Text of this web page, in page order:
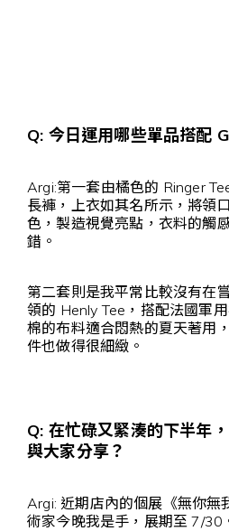
Q: 今日運用哪些單品搭配
Argi:第一套由橘色的 Ringer
長褲，上衣如其名所示，將領
色，製造視覺亮點，衣料的觸
錯。
第二套則是我平常比較沒有在
領的 Henly Tee，搭配法國軍
棉的布料適合悶熱的夏天著用
件也做得很細緻。
Q: 在忙碌又緊湊的下半年
與大家分享？
Argi: 近期店內的個展《無你無
術家今晚我是手，展期至 7/30